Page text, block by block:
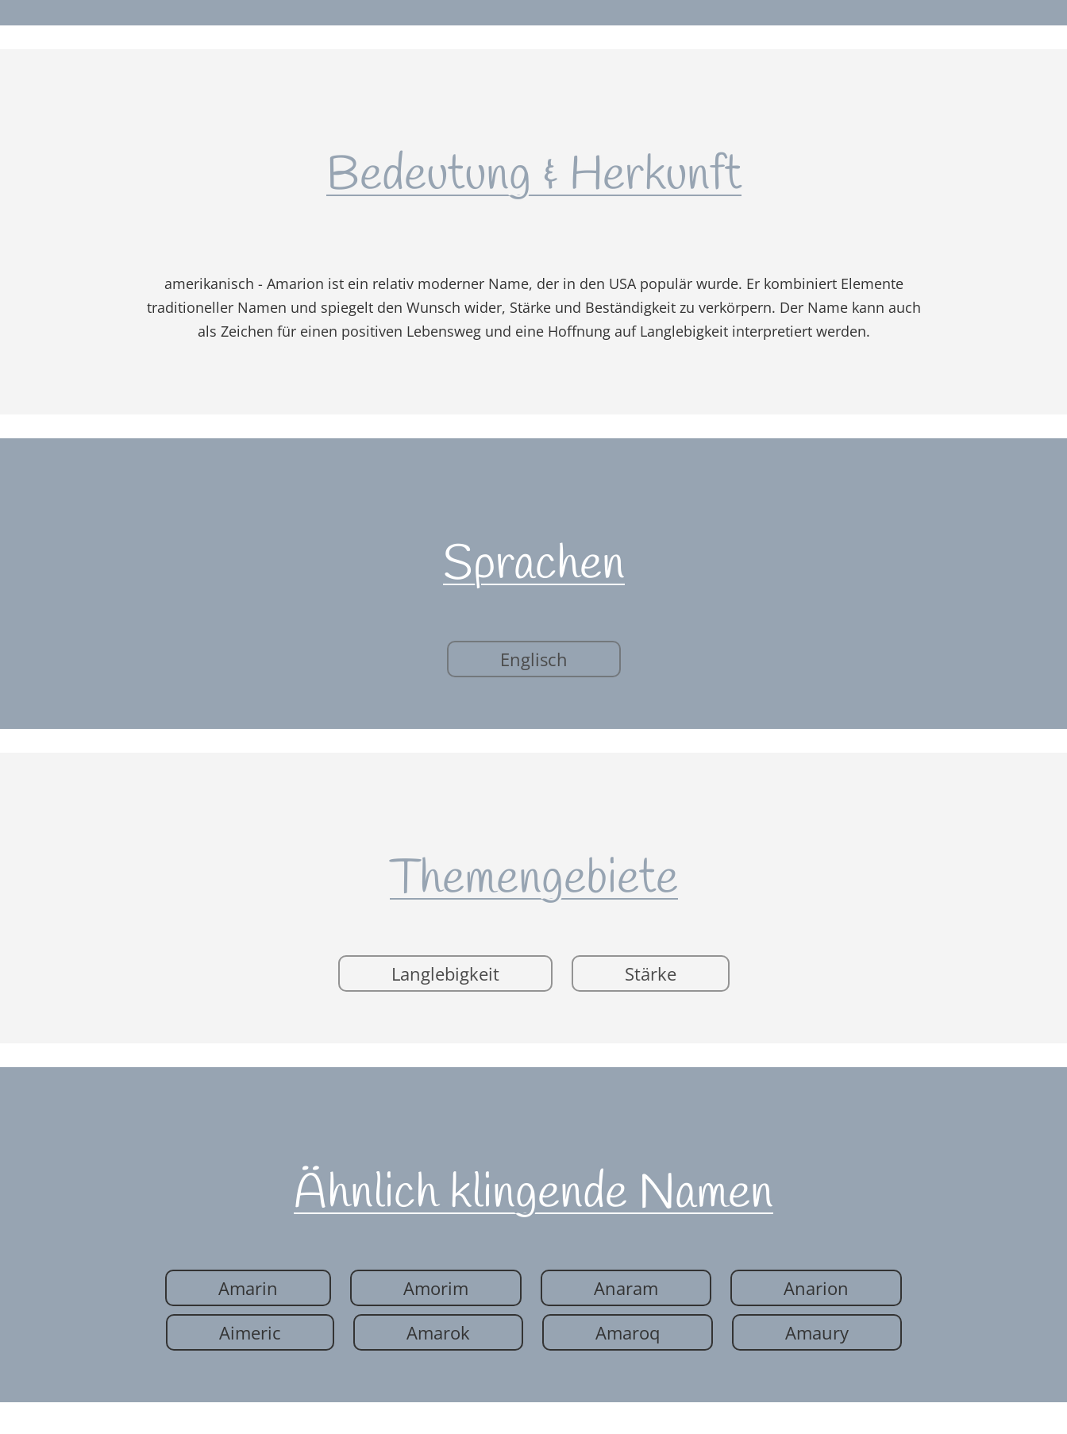
Bedeutung & Herkunft
amerikanisch - Amarion ist ein relativ moderner Name, der in den USA populär wurde. Er kombiniert Elemente
traditioneller Namen und spiegelt den Wunsch wider, Stärke und Beständigkeit zu verkörpern. Der Name kann auch
als Zeichen für einen positiven Lebensweg und eine Hoffnung auf Langlebigkeit interpretiert werden.
Sprachen
Englisch
Themengebiete
Langlebigkeit Stärke
Ähnlich klingende Namen
Amarin Amorim Anaram
Anarion
Aimeric
Amarok Amaroq Amaury